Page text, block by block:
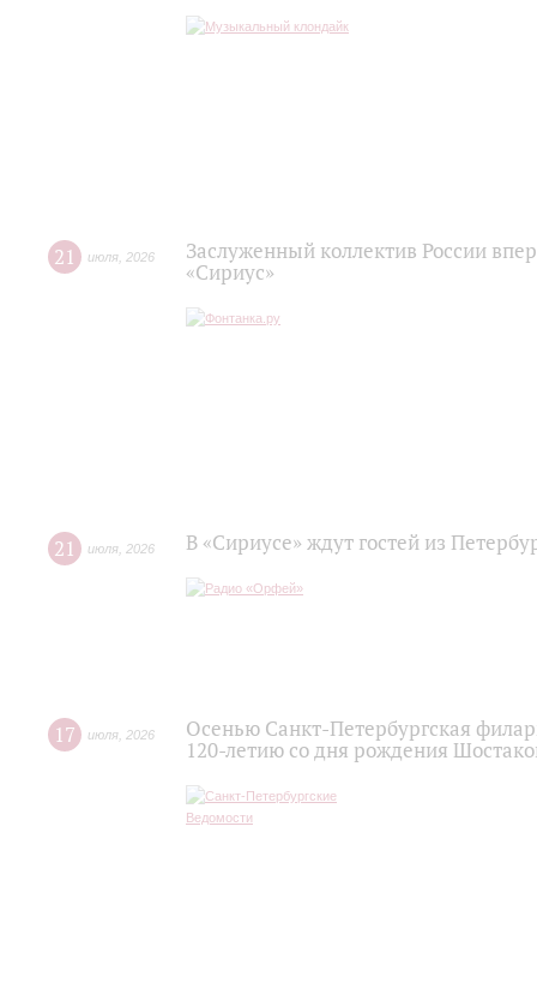
21 июля 2026
Заслуженный коллектив России
«Сириус»
21 июля 2026 В «Сириусе» ждут гостей из
17 июля 2026
Осенью Санкт-Петербургская
120‑летию со дня рождения